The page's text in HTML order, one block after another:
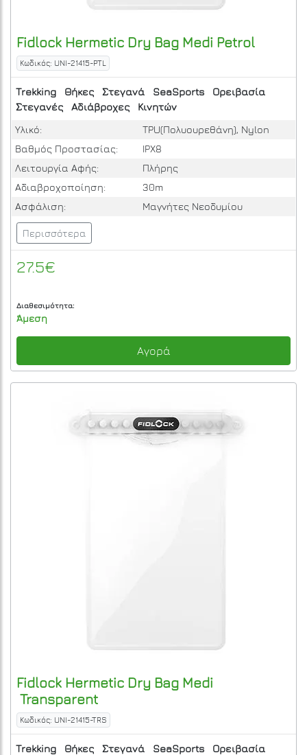
Fidlock Hermetic Dry Bag Medi Petrol
Κωδικός: UNI-21415-PTL
Trekking Θήκες Στεγανά SeaSports
Ορειβασία
Στεγανές
Αδιάβροχες
Κινητών
Υλικό:
TPU(Πολυουρεθάνη), Nylon
Βαθμός Προστασίας:
IPΧ8
Λειτουργία Αφής:
Πλήρης
Αδιαβροχοποίηση:
30m
Ασφάλιση:
Μαγνήτες Νεοδυμίου
Περισσότερα
27.5€
Διαθεσιμότητα:
Άμεση
Αγορά
Fidlock Hermetic Dry Bag Medi
Transparent
Κωδικός: UNI-21415-TRS
Trekking Θήκες Στεγανά SeaSports
Ορειβασία